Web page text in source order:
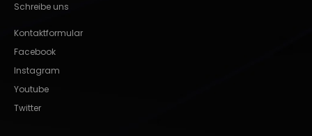
Schreibe uns
Kontaktformular
Facebook
Instagram
Youtube
Twitter